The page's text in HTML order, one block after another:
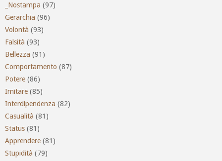
_Nostampa (97)
Gerarchia (96)
Volontà (93)
Falsità (93)
Bellezza (91)
Comportamento (87)
Potere (86)
Imitare (85)
Interdipendenza (82)
Casualità (81)
Status (81)
Apprendere (81)
Stupidità (79)